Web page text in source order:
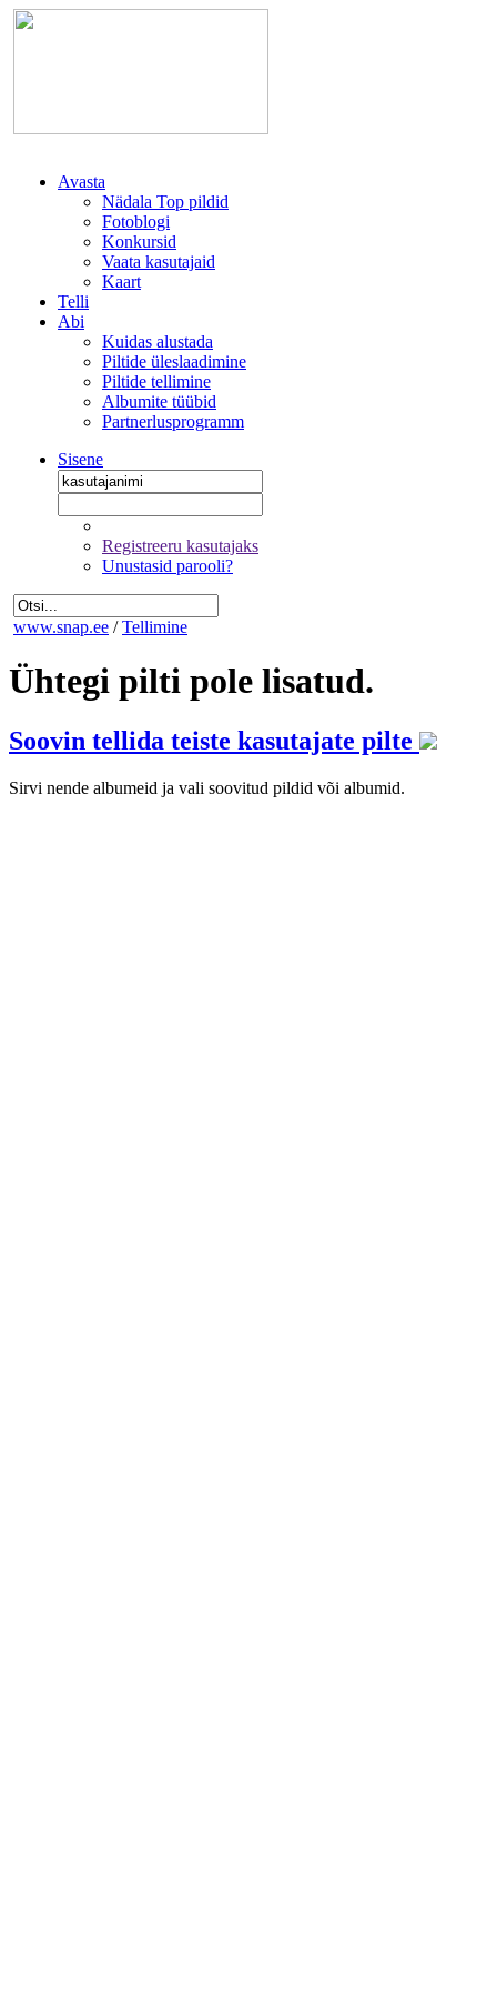
Avasta
Nädala Top pildid
Fotoblogi
Konkursid
Vaata kasutajaid
Kaart
Telli
Abi
Kuidas alustada
Piltide üleslaadimine
Piltide tellimine
Albumite tüübid
Partnerlusprogramm
Sisene
Registreeru kasutajaks
Unustasid parooli?
www.snap.ee / Tellimine
Ühtegi pilti pole lisatud.
Soovin tellida teiste kasutajate pilte
Sirvi nende albumeid ja vali soovitud pildid või albumid.